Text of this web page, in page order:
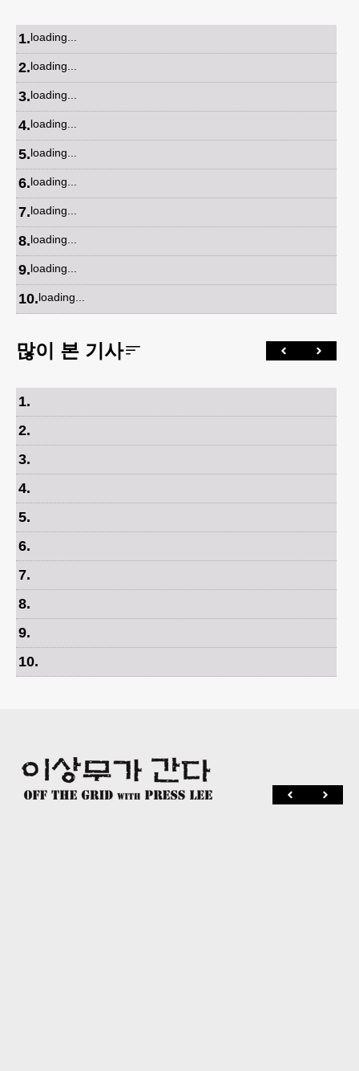
1.loading...
2.loading...
3.loading...
4.loading...
5.loading...
6.loading...
7.loading...
8.loading...
9.loading...
10.loading...
많이 본 기사
1.
2.
3.
4.
5.
6.
7.
8.
9.
10.